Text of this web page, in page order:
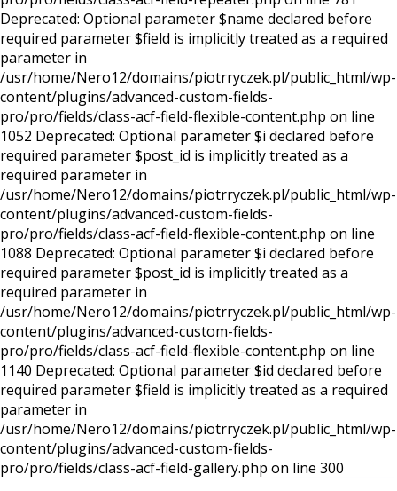
Deprecated: Optional parameter $name declared before
required parameter $field is implicitly treated as a required
parameter in
/usr/home/Nero12/domains/piotrryczek.pl/public_html/wp-
content/plugins/advanced-custom-fields-
pro/pro/fields/class-acf-field-flexible-content.php on line
1052 Deprecated: Optional parameter $i declared before
required parameter $post_id is implicitly treated as a
required parameter in
/usr/home/Nero12/domains/piotrryczek.pl/public_html/wp-
content/plugins/advanced-custom-fields-
pro/pro/fields/class-acf-field-flexible-content.php on line
1088 Deprecated: Optional parameter $i declared before
required parameter $post_id is implicitly treated as a
required parameter in
/usr/home/Nero12/domains/piotrryczek.pl/public_html/wp-
content/plugins/advanced-custom-fields-
pro/pro/fields/class-acf-field-flexible-content.php on line
1140 Deprecated: Optional parameter $id declared before
required parameter $field is implicitly treated as a required
parameter in
/usr/home/Nero12/domains/piotrryczek.pl/public_html/wp-
content/plugins/advanced-custom-fields-
pro/pro/fields/class-acf-field-gallery.php on line 300